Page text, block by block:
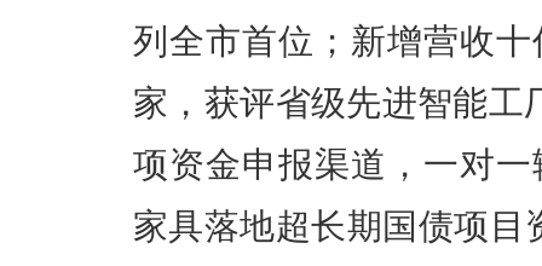
列全市首位；新增营收
家，获评省级先进智能工
项资金申报渠道，一对
家具落地超长期国债项目